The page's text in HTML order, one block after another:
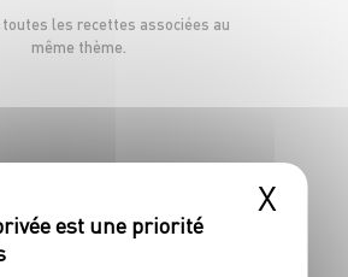
toutes les recettes associées au
même thème.
X